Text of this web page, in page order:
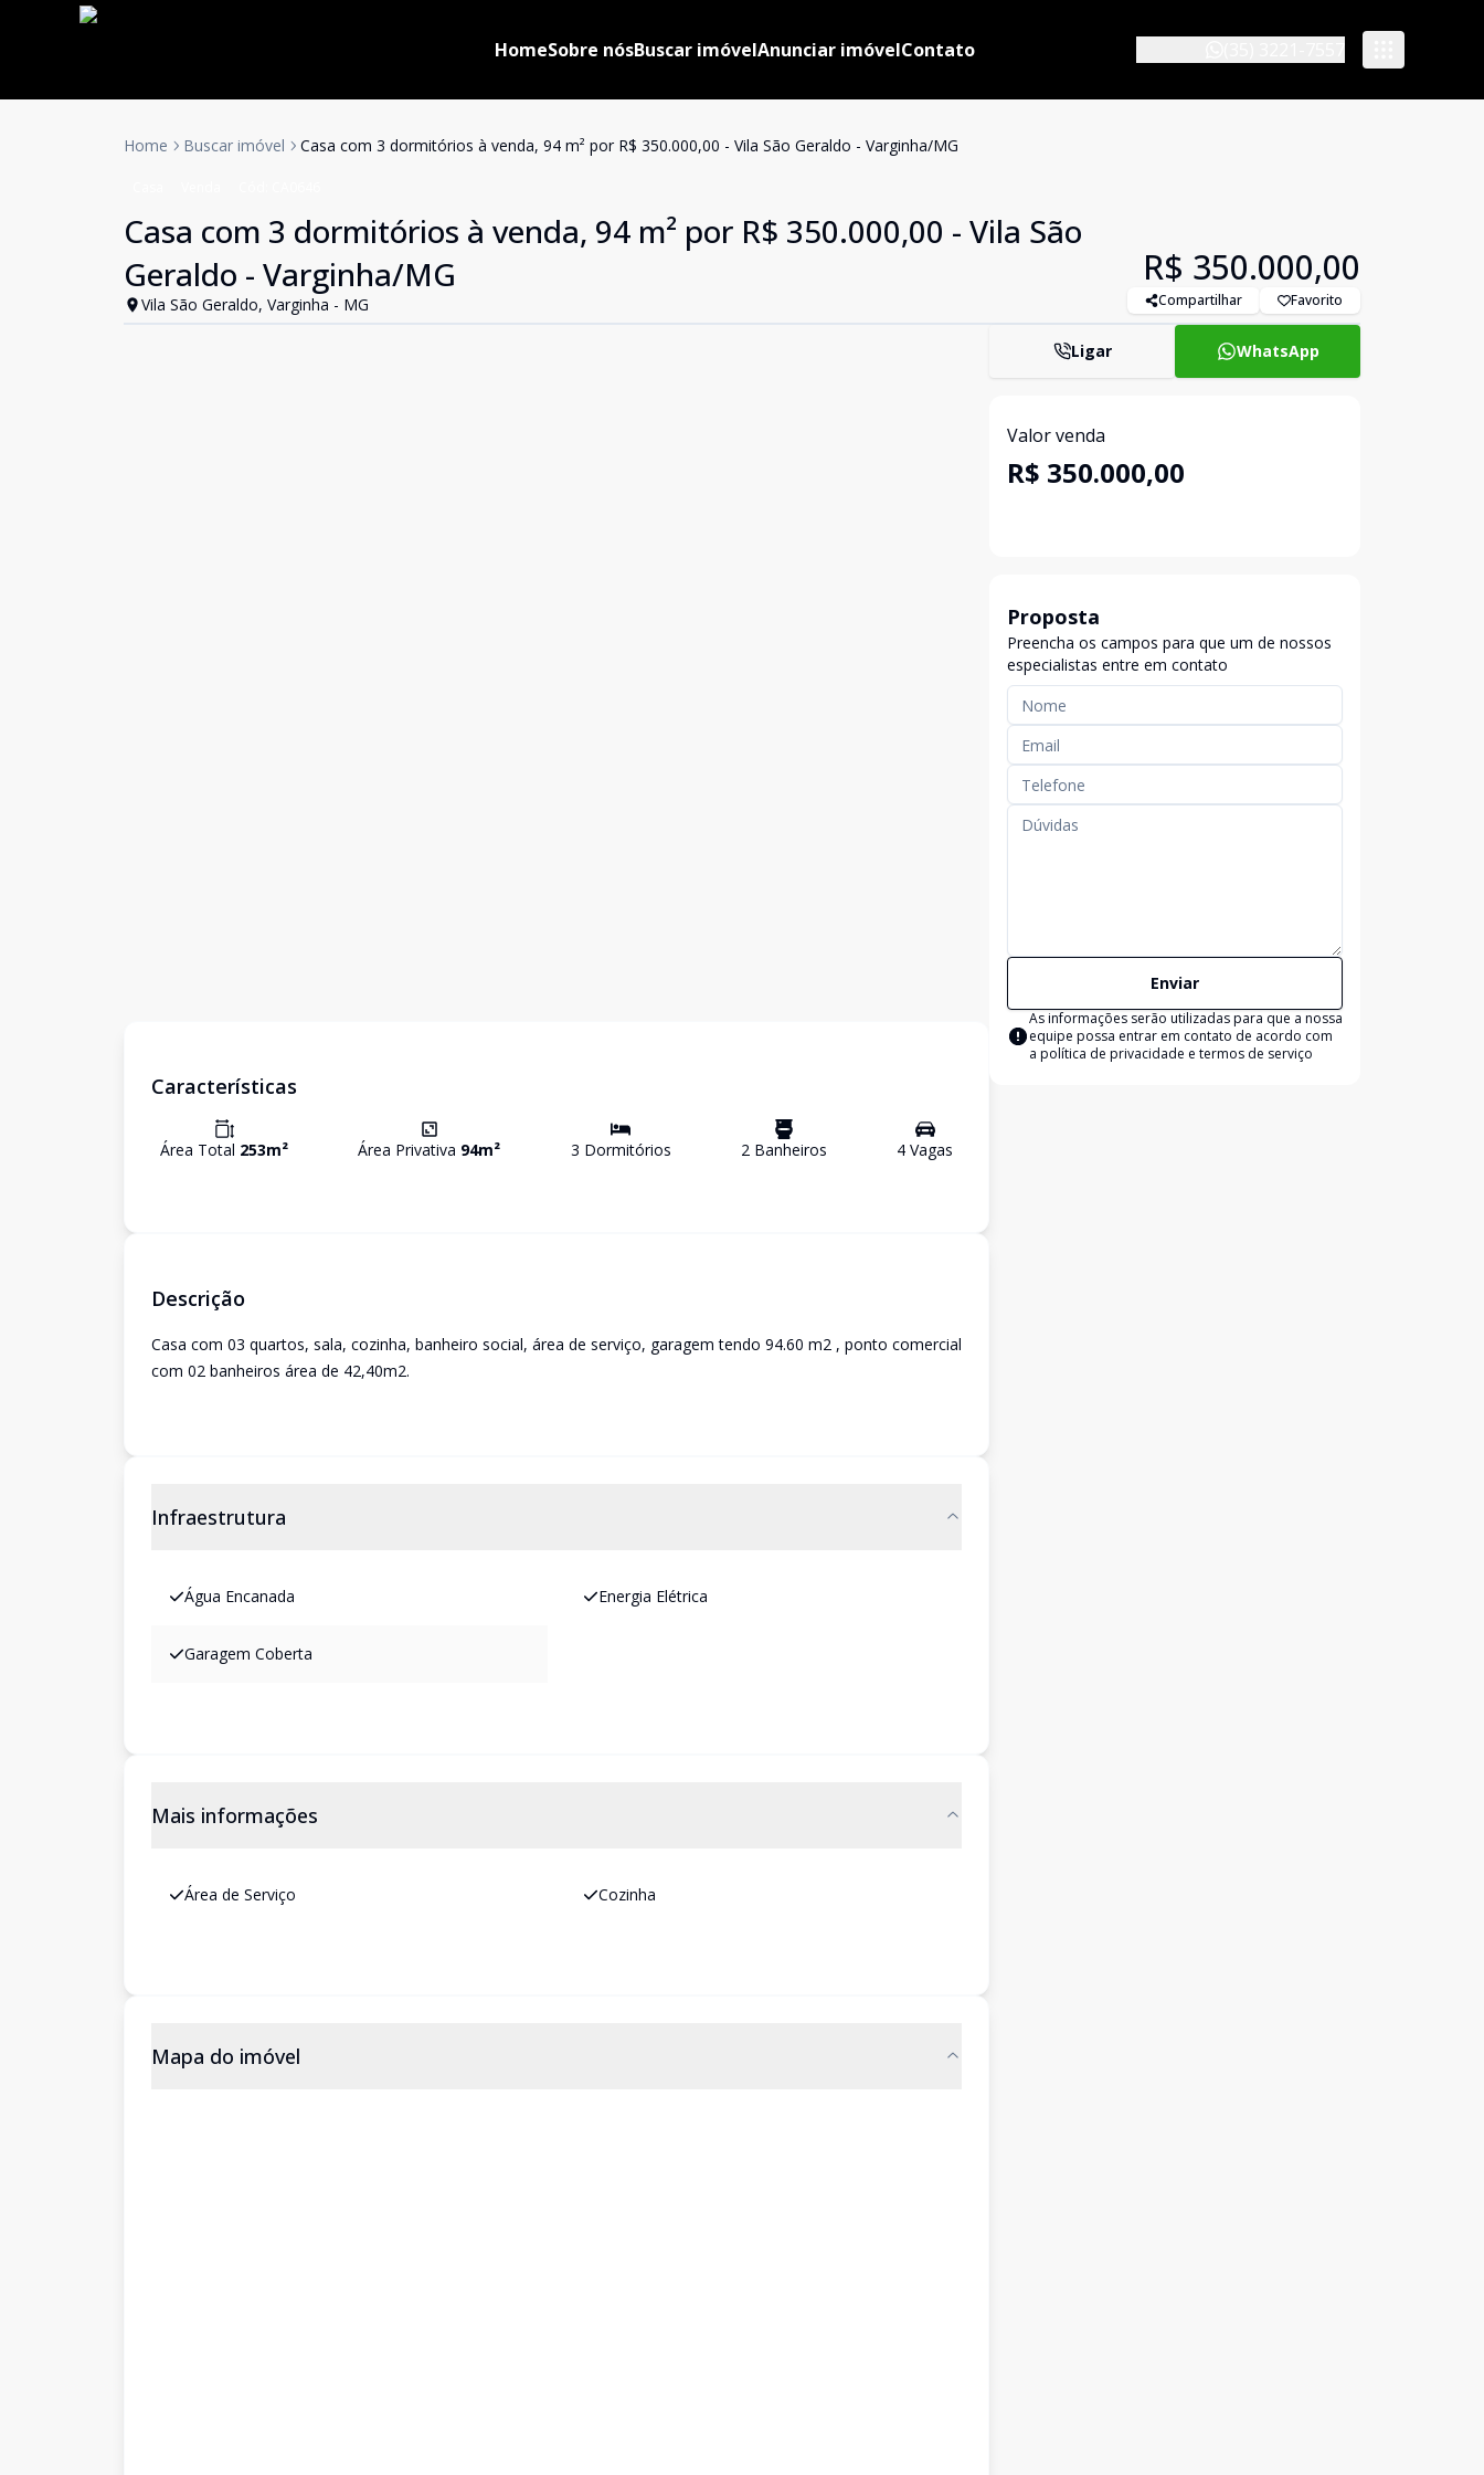
HomeSobre nósBuscar imóvelAnunciar imóvelContato
Home Buscar imóvel Casa com 3 dormitórios à venda, 94 m² por R$ 350.000,00 - Vila São Geraldo - Varginha/MG
Casa com 3 dormitórios à venda, 94 m² por R$ 350.000,00 - Vila São
Geraldo - Varginha/MG
Vila São Geraldo, Varginha - MG
R$ 350.000,00
Compartilhar Favorito
Características
Área Total 253m² Área Privativa 94m² 3 Dormitórios 2Banheiros 4 Vagas
Descrição
Casa com 03 quartos, sala, cozinha, banheiro social, área de serviço, garagem tendo 94.60 m2 , ponto comercial
com 02 banheiros área de 42,40m2.
Infraestrutura
Água Encanada Energia Elétrica
Garagem Coberta
Mais informações
Área de Serviço Cozinha
Mapa do imóvel
Ligar WhatsApp
Valor venda
R$ 350.000,00
Proposta
Preencha os campos para que um de nossos
especialistas entre em contato
Enviar
As informações serão utilizadas para que a nossa
equipe possa entrar em contato de acordo com
a política de privacidade e termos de serviço